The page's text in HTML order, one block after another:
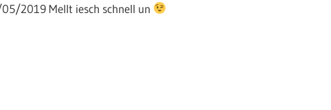
2019 Mellt iesch schnell un